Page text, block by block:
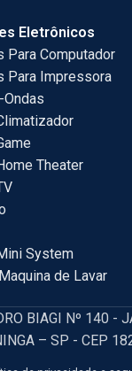
Eletrônicos
Para Computador
Para Impressora
Theater
System
de Lavar
BIAGI Nº 140 -
– SP - CEP